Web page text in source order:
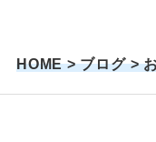
HOME > ブログ >